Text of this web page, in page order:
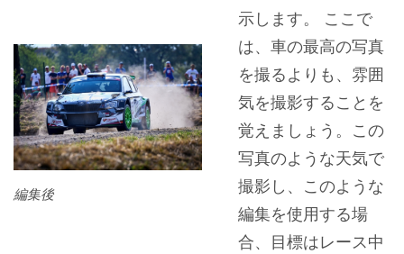
編集後
示します。 ここで
は、車の最高の写真
を撮るよりも、雰囲
気を撮影することを
覚えましょう。この
写真のような天気で
撮影し、このような
編集を使用する場
合、目標はレース中